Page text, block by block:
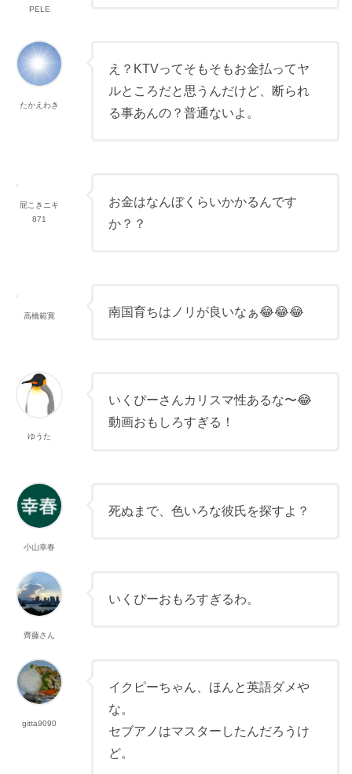
PELE
たかえわき
え？KTVってそもそもお金払ってヤ
ルところだと思うんだけど、断られ
る事あんの？普通ないよ。
屁こきニキ
871
お金はなんぼくらいかかるんです
か？？
高橋範寛 南国育ちはノリが良いなぁ😂😂😂
ゆうた
いくぴーさんカリスマ性あるな〜😂
動画おもしろすぎる！
小山幸春
死ぬまで、色いろな彼氏を探すよ？
齊藤さん
いくぴーおもろすぎるわ。
gitta9090
イクピーちゃん、ほんと英語ダメや
な。
セブアノはマスターしたんだろうけ
ど。